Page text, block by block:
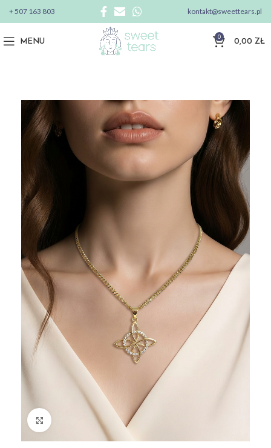
+ 507 163 803 kontakt@sweettears.pl
MENU
0
0,00 ZŁ
Click to enlarge